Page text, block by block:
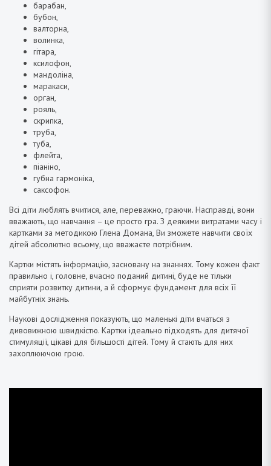
барабан,
бубон,
валторна,
волинка,
гітара,
ксилофон,
мандоліна,
маракаси,
орган,
рояль,
скрипка,
труба,
туба,
флейта,
піаніно,
губна гармоніка,
саксофон.
Всі діти люблять вчитися, але, переважно, граючи. Насправді, вони
вважають, що навчання – це просто гра. З деякими витратами часу і
картками за методикою Глена Домана, Ви зможете навчити своїх
дітей абсолютно всьому, що вважаєте потрібним.
Картки містять інформацію, засновану на знаннях. Тому кожен факт
правильно і, головне, вчасно поданий дитині, буде не тільки
сприяти розвитку дитини, а й сформує фундамент для всіх її
майбутніх знань.
Наукові дослідження показують, що маленькі діти вчаться з
дивовижною швидкістю. Картки ідеально підходять для дитячої
стимуляції, цікаві для більшості дітей. Тому й стають для них
захоплюючою грою.